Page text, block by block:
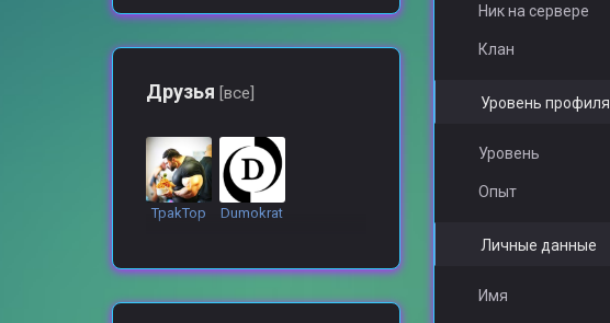
Друзья [все]
TpakTop Dumokrat
Ник на сервере
Клан
Уровень профиля
Уровень
Опыт
Личные данные
Имя